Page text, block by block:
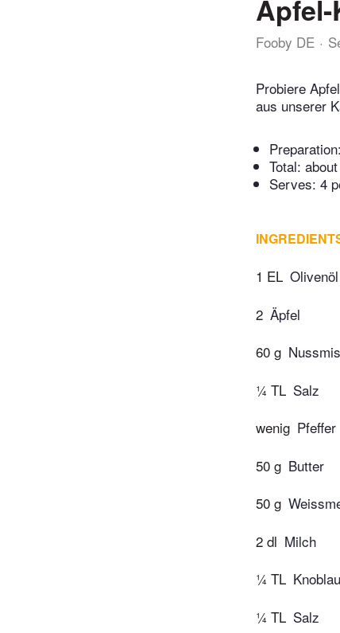
Fooby DE
Probiere
aus unserer
Preparation:
Total:
Serves: 4
1 EL Olivenöl
2 Äpfel
60 g
¼ TL Salz
wenig Pfeffer
50 g Butter
50 g
2 dl Milch
¼ TL
¼ TL Salz